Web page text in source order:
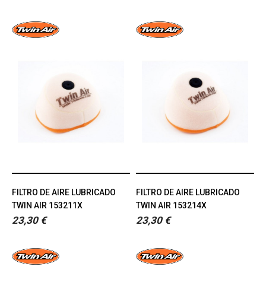
FILTRO DE AIRE LUBRICADO
TWIN AIR 153211X
23,30 €
FILTRO DE AIRE LUBRICADO
TWIN AIR 153214X
23,30 €